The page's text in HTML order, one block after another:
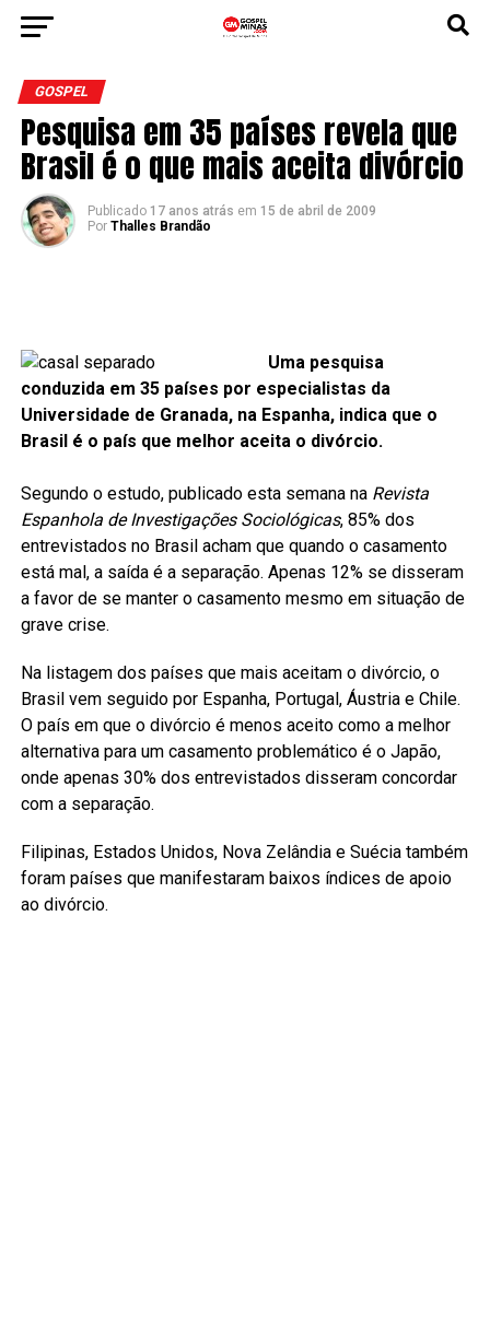
GOSPEL
Pesquisa em 35 países revela que
Brasil é o que mais aceita divórcio
Publicado 17 anos atrás em 15 de abril de 2009
Por Thalles Brandão
Uma pesquisa
conduzida em 35 países por especialistas da
Universidade de Granada, na Espanha, indica que o
Brasil é o país que melhor aceita o divórcio.
Segundo o estudo, publicado esta semana na Revista
Espanhola de Investigações Sociológicas, 85% dos
entrevistados no Brasil acham que quando o casamento
está mal, a saída é a separação. Apenas 12% se disseram
a favor de se manter o casamento mesmo em situação de
grave crise.
Na listagem dos países que mais aceitam o divórcio, o
Brasil vem seguido por Espanha, Portugal, Áustria e Chile.
O país em que o divórcio é menos aceito como a melhor
alternativa para um casamento problemático é o Japão,
onde apenas 30% dos entrevistados disseram concordar
com a separação.
Filipinas, Estados Unidos, Nova Zelândia e Suécia também
foram países que manifestaram baixos índices de apoio
ao divórcio.